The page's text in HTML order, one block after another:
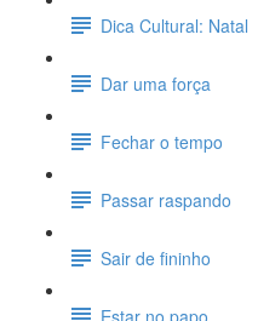
Dica Cultural: Natal
Dar uma força
Fechar o tempo
Passar raspando
Sair de fininho
Estar no papo